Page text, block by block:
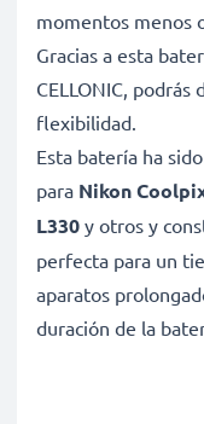
momentos menos
Gracias a esta
CELLONIC,
flexibilidad.
Esta batería ha
para Nikon
L330 y otros y
perfecta para un
aparatos
duración de la
Batería gran